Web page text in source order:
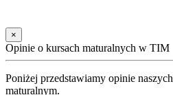
×
Opinie o kursach maturalnych w TIM
Poniżej przedstawiamy opinie
maturalnym.